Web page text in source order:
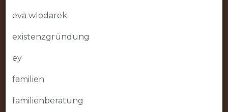
eva wlodarek
existenzgründung
ey
familien
familienberatung